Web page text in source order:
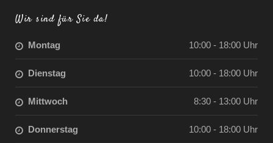
Wir sind für Sie da!
Montag 10:00 - 18:00 Uhr
Dienstag 10:00 - 18:00 Uhr
Mittwoch 8:30 - 13:00 Uhr
Donnerstag 10:00 - 18:00 Uhr